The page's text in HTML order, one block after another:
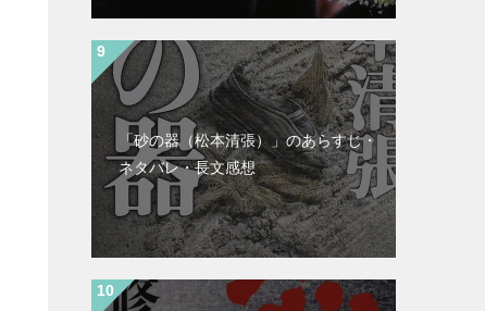
「砂の器（松本清張）」のあらすじ・
ネタバレ・長文感想